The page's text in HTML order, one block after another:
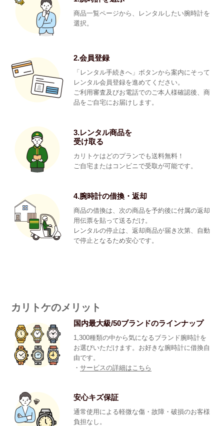
商品一覧ページから、レンタルしたい腕時計を
選択。
2.会員登録
「レンタル手続きへ」ボタンから案内にそって
レンタル会員登録を進めてください。
ご利用審査及びお電話でのご本人様確認後、商
品をご自宅にお届けします。
3.レンタル商品を
受け取る
カリトケはどのプランでも送料無料！
ご自宅またはコンビニで受取が可能です。
4.腕時計の借換・返却
商品の借換は、次の商品を予約後に付属の返却
用伝票を貼って送るだけ。
レンタルの停止は、返却商品が届き次第、自動
で停止となるため安心です。
カリトケのメリット
国内最大級/50ブランドのラインナップ
1,300種類の中から気になるブランド腕時計を
お選びいただけます。お好きな腕時計に借換自
由です。
・サービスの詳細はこちら
安心キズ保証
通常使用による軽微な傷・故障・破損のお客様
負担なし。